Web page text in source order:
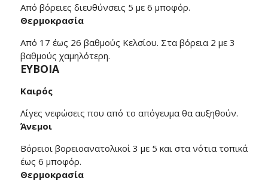
Από βόρειες διευθύνσεις 5 με 6 μποφόρ.
Θερμοκρασία
Από 17 έως 26 βαθμούς Κελσίου. Στα βόρεια 2 με 3
βαθμούς χαμηλότερη.
ΕΥΒΟΙΑ
Καιρός
Λίγες νεφώσεις που από το απόγευμα θα αυξηθούν.
Άνεμοι
Βόρειοι βορειοανατολικοί 3 με 5 και στα νότια τοπικά
έως 6 μποφόρ.
Θερμοκρασία